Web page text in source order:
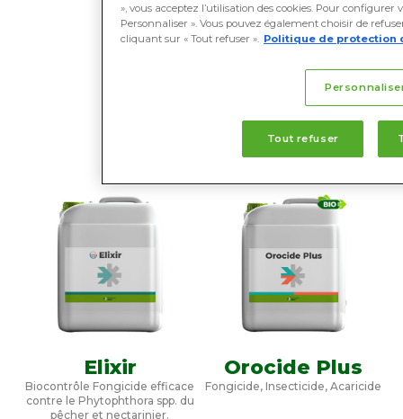
écologique.
Elixir
Biocontrôle Fongicide efficace
contre le Phytophthora spp. du
pêcher et nectarinier.
Orocide Plus
Fongicide, Insecticide, Acaricide
», vous acceptez l’utilisation des cookies. Pour configurer
Personnaliser ». Vous pouvez également choisir de
cliquant sur « Tout refuser ». Politique de protection
Tout refuser